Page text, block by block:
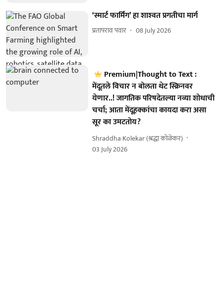
‘स्मार्ट फार्मिंग’ हा शाश्‍वत प्रगतीचा मार्ग
प्रतापराव पवार 08 July 2026
Premium|Thought to Text :
मेंदूतले विचार न बोलता थेट स्क्रिनवर
येणार..! जागतिक परिषदेतल्या नव्या शोधाची
चर्चा; आता मेंदूहक्कांचा कायदा करा असा
सूर का उमटतोय?
Shraddha Kolekar (श्रद्धा कोळेकर)
03 July 2026